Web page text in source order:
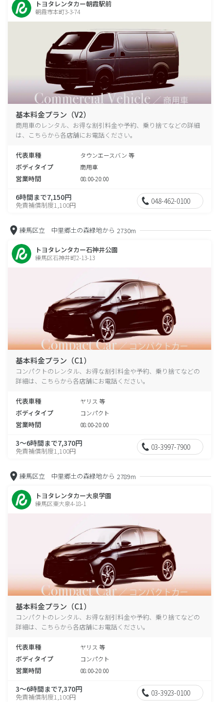
トヨタレンタカー朝霞駅前
朝霞市本町3-3-74
基本料金プラン（V2）
商用車のレンタル、お得な割引料金や予約、乗り捨てなどの詳細
は、こちらから各店舗にお電話ください。
代表車種 タウンエースバン 等
ボディタイプ 商用車
営業時間 08:00-20:00
6時間まで7,150円
免責補償制度1,100円 048-462-0100
練馬区立 中里郷土の森緑地から 2730m
トヨタレンタカー石神井公園
練馬区石神井町2-13-13
基本料金プラン（C1）
コンパクトのレンタル、お得な割引料金や予約、乗り捨てなどの
詳細は、こちらから各店舗にお電話ください。
代表車種 ヤリス 等
ボディタイプ コンパクト
営業時間 08:00-20:00
3～6時間まで7,370円
免責補償制度1,100円 03-3997-7900
練馬区立 中里郷土の森緑地から 2789m
トヨタレンタカー大泉学園
練馬区東大泉4-18-1
基本料金プラン（C1）
コンパクトのレンタル、お得な割引料金や予約、乗り捨てなどの
詳細は、こちらから各店舗にお電話ください。
代表車種 ヤリス 等
ボディタイプ コンパクト
営業時間 08:00-20:00
3～6時間まで7,370円
免責補償制度1,100円 03-3923-0100